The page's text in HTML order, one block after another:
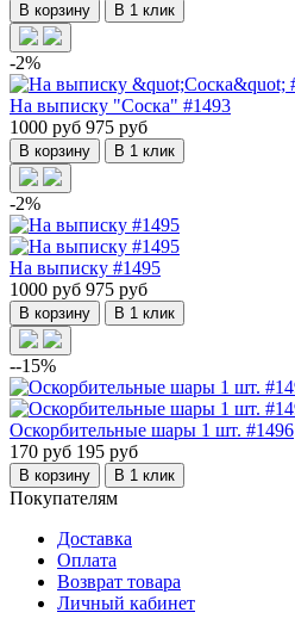
В корзину В 1 клик
-2%
На выписку "Соска" #1493
1000 руб 975 руб
В корзину В 1 клик
-2%
На выписку #1495
1000 руб 975 руб
В корзину В 1 клик
--15%
Оскорбительные шары 1 шт. #1496
170 руб 195 руб
В корзину В 1 клик
Покупателям
Доставка
Оплата
Возврат товара
Личный кабинет